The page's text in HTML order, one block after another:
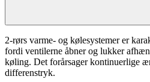
2-rørs varme- og kølesystemer er
fordi ventilerne åbner og lukker
køling. Det forårsager kontinuerlige
differenstryk.